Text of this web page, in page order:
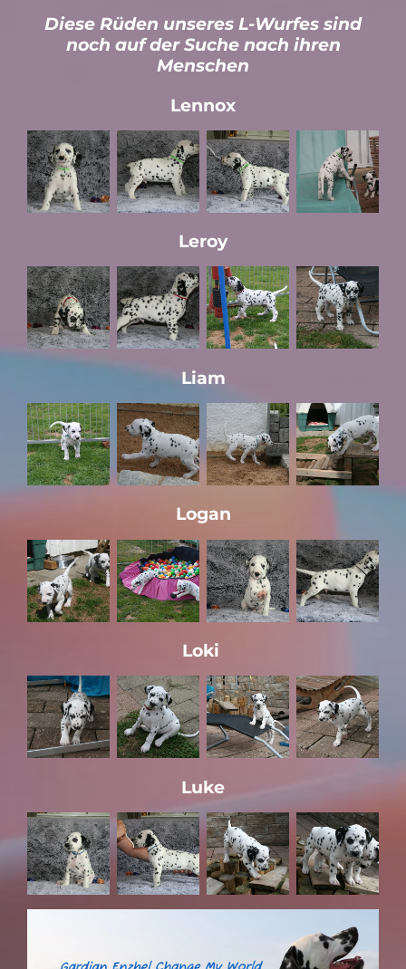
Diese Rüden unseres L-Wurfes sind
noch auf der Suche nach ihren
Menschen
Lennox
Leroy
Liam
Logan
Loki
Luke